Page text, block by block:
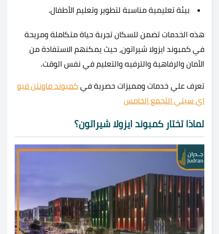
بيئة تعليمية مناسبة لتطوير وتعليم الأطفال.
هذه الخدمات تضمن للسكان تجربة حياة متكاملة ومريحة
في كمبوند ايزولا شيراتون، حيث يمكنهم الاستفادة من
الأمان والرفاهية والترفيه والتعليم في نفس الوقت.
تعرف علي خدمات ومميزات حصرية في كمبوند ماونتن فيو
اي سيتي التجمع الخامس
لماذا تختار كمبوند ايزولا شيراتون؟